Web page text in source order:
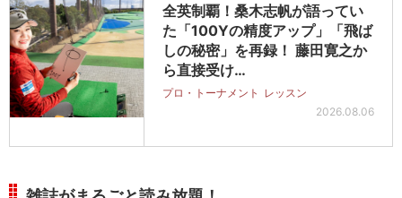
全英制覇！桑木志帆が語ってい
た「100Yの精度アップ」「飛ば
しの秘密」を再録！ 藤田寛之か
ら直接受け…
プロ・トーナメント レッスン
2026.08.06